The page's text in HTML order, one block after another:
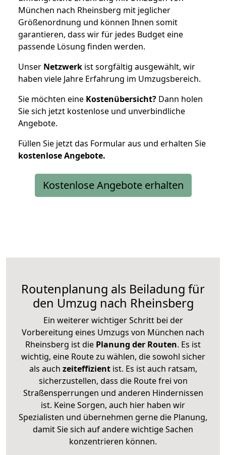
München nach Rheinsberg mit jeglicher
Größenordnung und können Ihnen somit
garantieren, dass wir für jedes Budget eine
passende Lösung finden werden.
Unser Netzwerk ist sorgfältig ausgewählt, wir
haben viele Jahre Erfahrung im Umzugsbereich.
Sie möchten eine Kostenübersicht? Dann holen
Sie sich jetzt kostenlose und unverbindliche
Angebote.
Füllen Sie jetzt das Formular aus und erhalten Sie
kostenloseAngebote.
Kostenlose Angebote erhalten
Routenplanung als Beiladung für
den Umzug nach Rheinsberg
Ein weiterer wichtiger Schritt bei der
Vorbereitung eines Umzugs von München nach
Rheinsberg ist die Planung der Routen. Es ist
wichtig, eine Route zu wählen, die sowohl sicher
als auch zeiteffizientist. Es ist auch ratsam,
sicherzustellen, dass die Route frei von
Straßensperrungen und anderen Hindernissen
ist. Keine Sorgen, auch hier haben wir
Spezialisten und übernehmen gerne die Planung,
damit Sie sich auf andere wichtige Sachen
konzentrieren können.